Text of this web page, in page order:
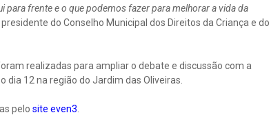
para frente e o que podemos fazer para melhorar a vida da
presidente do Conselho Municipal dos Direitos da Criança e do
realizadas para ampliar o debate e discussão com a
dia 12 na região do Jardim das Oliveiras.
pelo site even3